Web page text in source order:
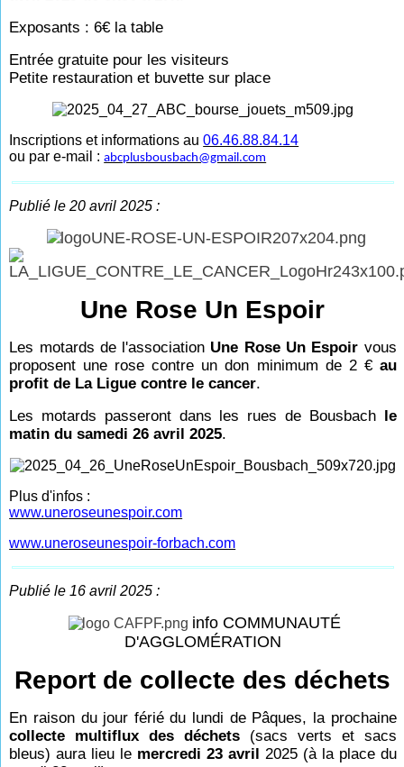
Exposants : 6€ la table
Entrée gratuite pour les visiteurs
Petite restauration et buvette sur place
Inscriptions et informations au06.46.88.84.14
ou par e-mail :abcplusbousbach@gmail.com
Publié le 20 avril 2025 :
Une Rose Un Espoir
Les motards de l'association Une Rose Un Espoir vous
proposent une rose contre un don minimum de 2 € au
profit de La Ligue contre le cancer.
Les motards passeront dans les rues de Bousbachle
matin du samedi 26 avril 2025.
Plus d'infos :
www.uneroseunespoir.com
www.uneroseunespoir-forbach.com
Publié le 16 avril 2025 :
info COMMUNAUTÉ
D'AGGLOMÉRATION
Report de collecte des déchets
En raison du jour férié du lundi de Pâques, la prochaine
collecte multiflux des déchets (sacs verts et sacs
bleus) aura lieu le mercredi 23 avril 2025 (à la place du